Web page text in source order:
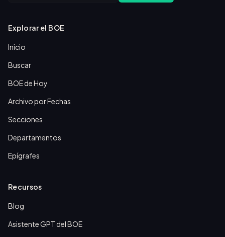
Explorar el BOE
Inicio
Buscar
BOE de Hoy
Archivo por Fechas
Secciones
Departamentos
Epígrafes
Recursos
Blog
Asistente GPT del BOE